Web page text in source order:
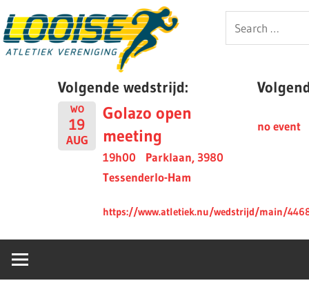
to
content
Looise
Search
for:
Volgende wedstrijd:
WO
19
AUG
Golazo open
meeting
19h00
Parklaan, 3980
Tessenderlo-Ham
https://www.atletiek.nu/wedstrijd/main/
no event